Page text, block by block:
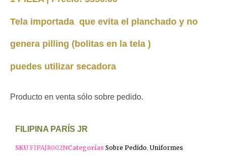
Tela importada que evita el planchado y no
genera pilling (bolitas en la tela )
puedes utilizar secadora
Producto en venta sólo sobre pedido.
FILIPINA PARÍS JR
SKU FIPAJR002NCategorías Sobre Pedido, Uniformes